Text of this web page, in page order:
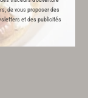
de vous proposer des
et des publicités
Goût